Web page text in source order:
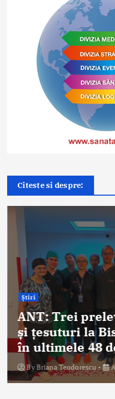
Citeste si despre:
Știri
ANT: Trei
și țesuturi la
în ultimele 48
ByBriana Teodorescu